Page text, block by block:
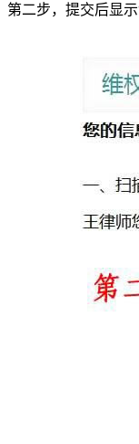
第二步，提交后显